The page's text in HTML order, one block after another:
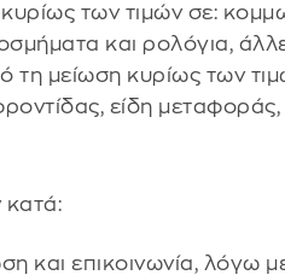
των τιμών σε:
και ρολόγια,
τη μείωση κυρίως των
είδη
κατά:
και επικοινωνία, λόγω